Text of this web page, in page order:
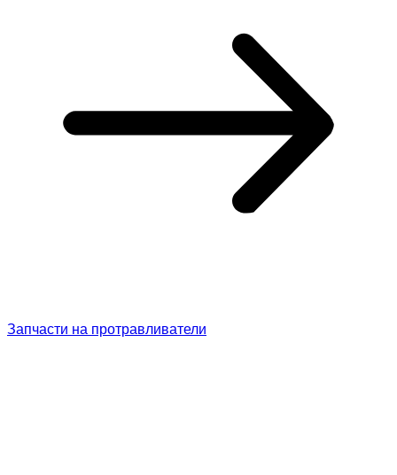
Запчасти на протравливатели